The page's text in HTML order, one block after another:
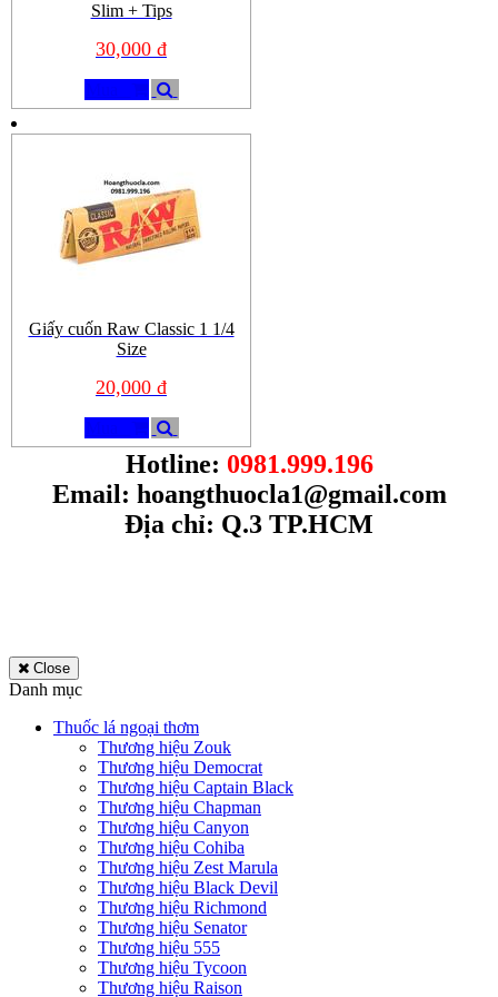
Slim + Tips
30,000 đ
Giấy cuốn Raw Classic 1 1/4
Size
20,000 đ
Hotline: 0981.999.196
Email: hoangthuocla1@gmail.com
Địa chỉ: Q.3 TP.HCM
Close
Danh mục
Thuốc lá ngoại thơm
Thương hiệu Zouk
Thương hiệu Democrat
Thương hiệu Captain Black
Thương hiệu Chapman
Thương hiệu Canyon
Thương hiệu Cohiba
Thương hiệu Zest Marula
Thương hiệu Black Devil
Thương hiệu Richmond
Thương hiệu Senator
Thương hiệu 555
Thương hiệu Tycoon
Thương hiệu Raison